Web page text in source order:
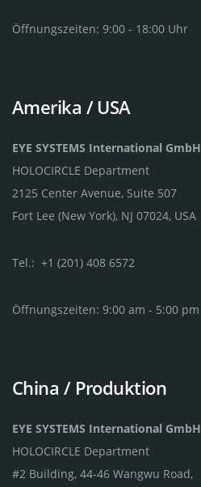
Öffnungszeiten: 9:00 - 18:00 Uhr
Amerika / USA
EYE SYSTEMS International GmbH
HOLOCIRCLE Department
2125 Center Avenue, Suite 507
Fort Lee (New York), NJ 07024, USA
Tel.: +1 (201) 408 6572
Öffnungszeiten: 9:00 am - 5:00 pm
China / Produktion
EYE SYSTEMS International GmbH
HOLOCIRCLE Department
#2 Building, 44-46 Wangwu Road,